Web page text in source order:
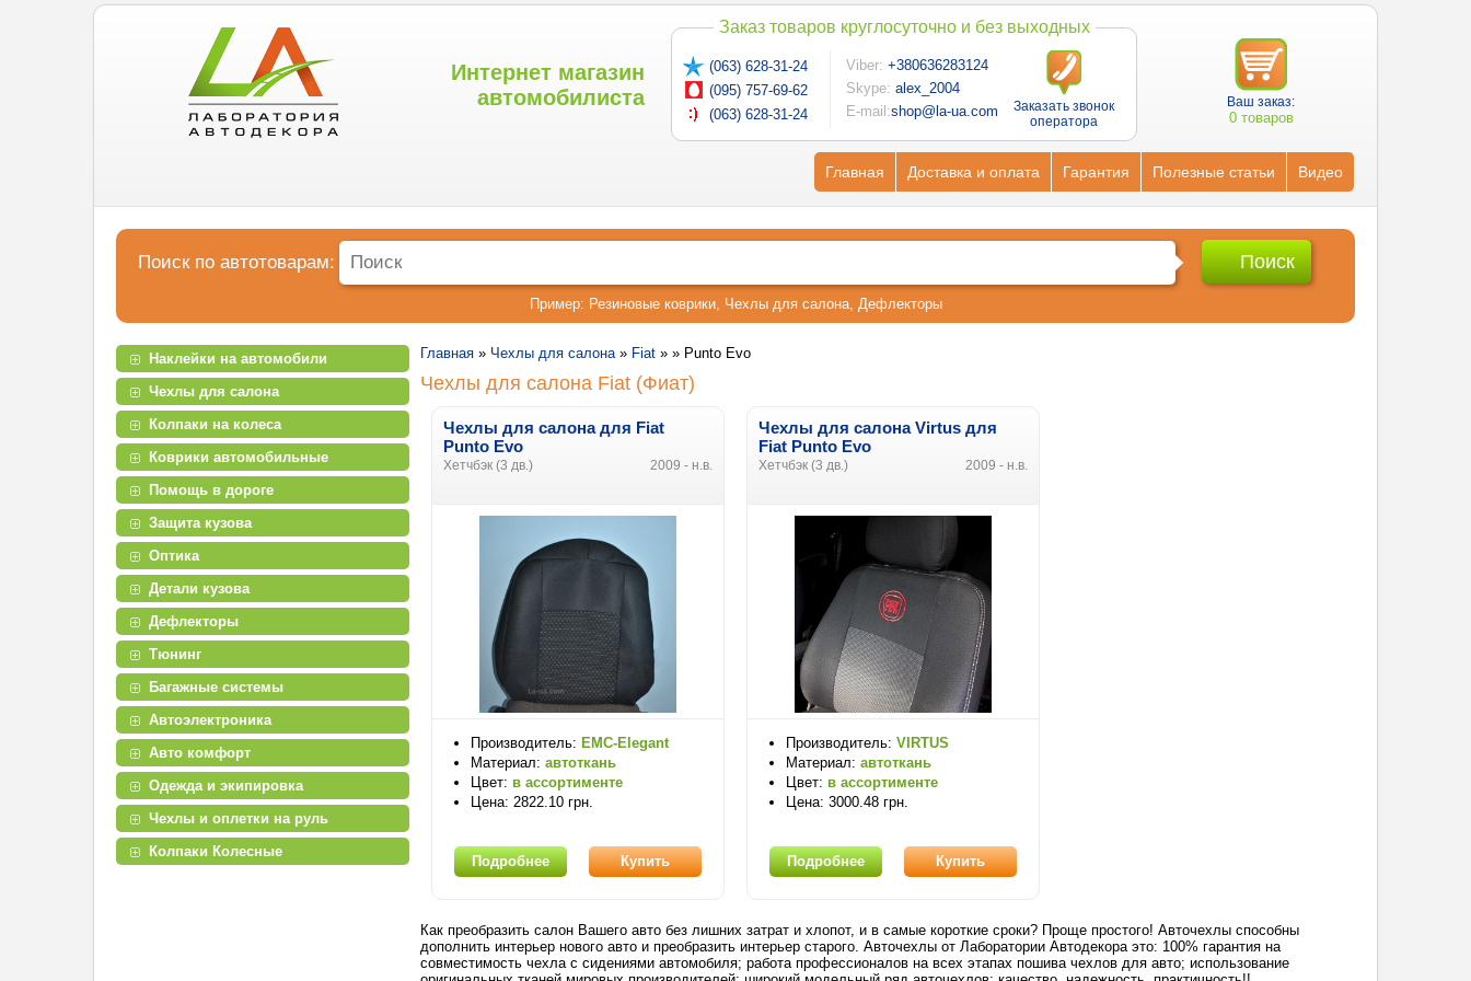
Интернет магазин
автомобилиста
Заказ товаров круглосуточно и без выходных
(063) 628-31-24
(095) 757-69-62
(063) 628-31-24
Viber: +380636283124
Skype: alex_2004
E-mail:shop@la-ua.com
Заказать звонок
оператора
Ваш заказ:
0 товаров
Главная Доставка и оплата Гарантия Полезные статьи Видео
Поиск по автотоварам:
Пример: Резиновые коврики, Чехлы для салона, Дефлекторы
Наклейки на автомобили
Чехлы для салона
Колпаки на колеса
Коврики автомобильные
Помощь в дороге
Защита кузова
Оптика
Детали кузова
Дефлекторы
Тюнинг
Багажные системы
Автоэлектроника
Авто комфорт
Одежда и экипировка
Чехлы и оплетки на руль
Колпаки Колесные
Главная » Чехлы для салона » Fiat » » Punto Evo
Чехлы для салона Fiat (Фиат)
Чехлы для салона для Fiat
Punto Evo
Хетчбэк (3 дв.) 2009 - н.в.
Производитель: EMC-Elegant
Материал: автоткань
Цвет: в ассортименте
Цена: 2822.10 грн.
Подробнее Купить
Чехлы для салона Virtus для
Fiat Punto Evo
Хетчбэк (3 дв.) 2009 - н.в.
Производитель: VIRTUS
Материал: автоткань
Цвет: в ассортименте
Цена: 3000.48 грн.
Подробнее Купить
Как преобразить салон Вашего авто без лишних затрат и хлопот, и в самые короткие сроки? Проще простого! Авточехлы способны
дополнить интерьер нового авто и преобразить интерьер старого. Авточехлы от Лаборатории Автодекора это: 100% гарантия на
совместимость чехла с сидениями автомобиля; работа профессионалов на всех этапах пошива чехлов для авто; использование